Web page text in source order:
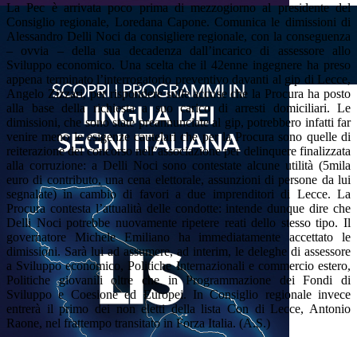
La Pec è arrivata poco prima di mezzogiorno al presidente del
Consiglio regionale, Loredana Capone. Comunica le dimissioni di
Alessandro Delli Noci da consigliere regionale, con la conseguenza
– ovvia – della sua decadenza dall’incarico di assessore allo
Sviluppo economico. Una scelta che il 42enne ingegnere ha preso
appena terminato l’interrogatorio preventivo davanti al gip di Lecce,
Angelo Zizzari, per rispondere sulle accuse che la Procura ha posto
alla base della richiesta a suo carico di arresti domiciliari. Le
dimissioni, che sono state preannunciate al gip, potrebbero infatti far
venire meno le esigenze cautelari che per la Procura sono quelle di
reiterazione del concorso nell’associazione per delinquere finalizzata
alla corruzione: a Delli Noci sono contestate alcune utilità (5mila
euro di contributo, una cena elettorale, assunzioni di persone da lui
segnalate) in cambio di favori a due imprenditori di Lecce. La
Procura contesta l’attualità delle condotte: intende dunque dire che
Delli Noci potrebbe nuovamente ripetere reati dello stesso tipo. Il
governatore Michele Emiliano ha immediatamente accettato le
dimissioni. Sarà lui ad assumere, ad interim, le deleghe di assessore
a Sviluppo economico, Politiche Internazionali e commercio estero,
Politiche giovanili oltre che in Programmazione dei Fondi di
Sviluppo e Coesione ed Europei. In Consiglio regionale invece
entrerà il primo dei non eletti della lista Con di Lecce, Antonio
Raone, nel frattempo transitato in Forza Italia. (A.S.)